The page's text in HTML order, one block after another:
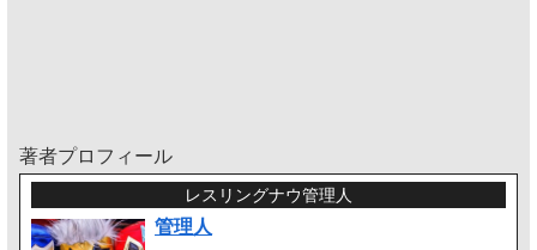
著者プロフィール
レスリングナウ管理人
管理人